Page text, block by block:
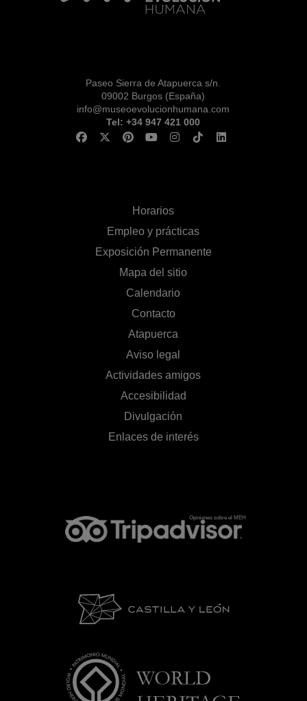
Paseo Sierra de Atapuerca s/n.
09002 Burgos (España)
info@museoevolucionhumana.com
Tel: +34 947 421 000
Horarios
Empleo y prácticas
Exposición Permanente
Mapa del sitio
Calendario
Contacto
Atapuerca
Aviso legal
Actividades amigos
Accesibilidad
Divulgación
Enlaces de interés
Opiniones sobre el MEH